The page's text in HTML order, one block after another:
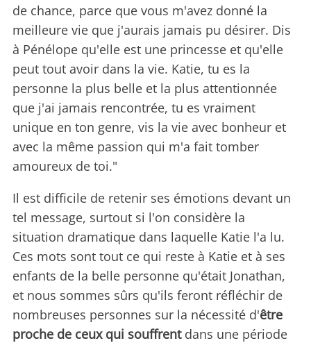
de chance, parce que vous m'avez donné la
meilleure vie que j'aurais jamais pu désirer. Dis
à Pénélope qu'elle est une princesse et qu'elle
peut tout avoir dans la vie. Katie, tu es la
personne la plus belle et la plus attentionnée
que j'ai jamais rencontrée, tu es vraiment
unique en ton genre, vis la vie avec bonheur et
avec la même passion qui m'a fait tomber
amoureux de toi."
Il est difficile de retenir ses émotions devant un
tel message, surtout si l'on considère la
situation dramatique dans laquelle Katie l'a lu.
Ces mots sont tout ce qui reste à Katie et à ses
enfants de la belle personne qu'était Jonathan,
et nous sommes sûrs qu'ils feront réfléchir de
nombreuses personnes sur la nécessité d'être
proche de ceux qui souffrentdans une période